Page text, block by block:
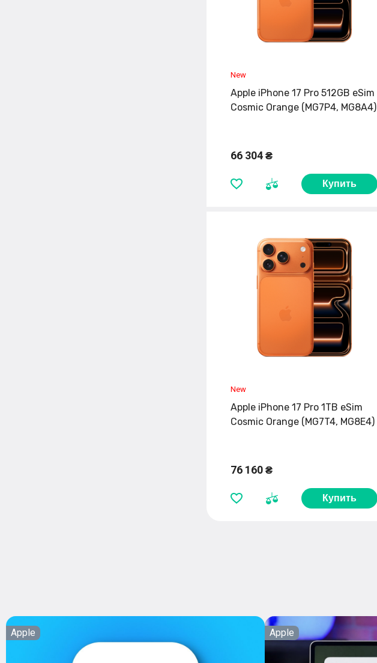
Apple iPhone 17 Pro 512GB eSim
Cosmic Orange (MG7P4, MG8A4)
66 304 ₴
Купить
Apple iPhone 17 Pro 1TB eSim
Cosmic Orange (MG7T4, MG8E4)
76 160 ₴
Купить
Apple Apple